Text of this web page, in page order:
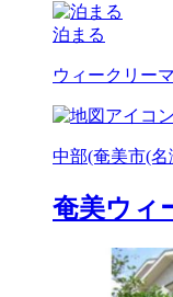
泊まる
ウィークリー
中部(奄美市(名
奄美ウィ